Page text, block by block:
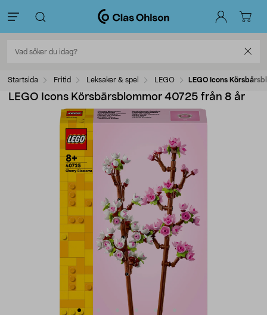
Startsida Fritid Leksaker & spel LEGO LEGO Icons
LEGO Icons Körsbärsblommor 40725 från 8 år